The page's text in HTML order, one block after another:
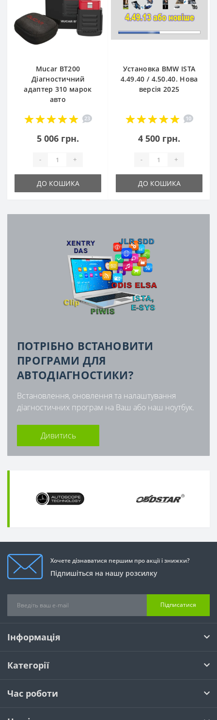
Mucar BT200
Діагностичний
адаптер 310 марок
авто
23
5 006 грн.
- +
ДО КОШИКА
Установка BMW ISTA
4.49.40 / 4.50.40. Нова
версія 2025
10
4 500 грн.
- +
ДО КОШИКА
ПОТРІБНО ВСТАНОВИТИ
ПРОГРАМИ ДЛЯ
АВТОДІАГНОСТИКИ?
Встановлення, оновлення та налаштування
діагностичних програм на Ваш або наш ноутбук.
Дивитись
Хочете дізнаватися першим про акції і знижки?
Підпишіться на нашу розсилку
Підписатися
Інформація
Категорії
Час роботи